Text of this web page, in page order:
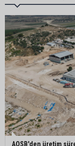
⁠AOSB'den üretim